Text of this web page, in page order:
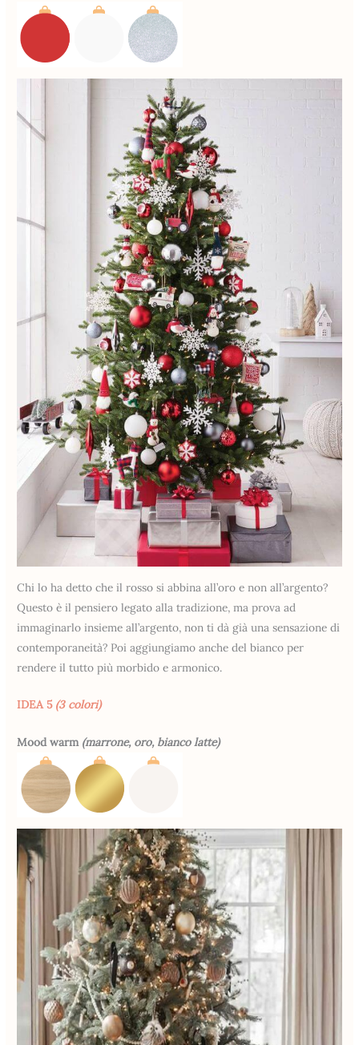
Chi lo ha detto che il rosso si abbina all’oro e non all’argento?
Questo è il pensiero legato alla tradizione, ma prova ad
immaginarlo insieme all’argento, non ti dà già una sensazione di
contemporaneità? Poi aggiungiamo anche del bianco per
rendere il tutto più morbido e armonico.
IDEA 5 (3 colori)
Mood warm (marrone, oro, bianco latte)